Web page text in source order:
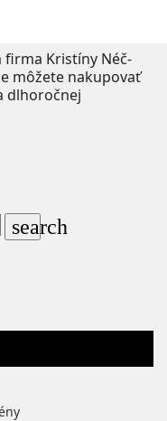
firma Kristíny Néč-
môžete nakupovať
dlhoročnej
search